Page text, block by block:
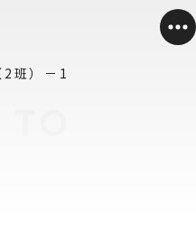
班）－1